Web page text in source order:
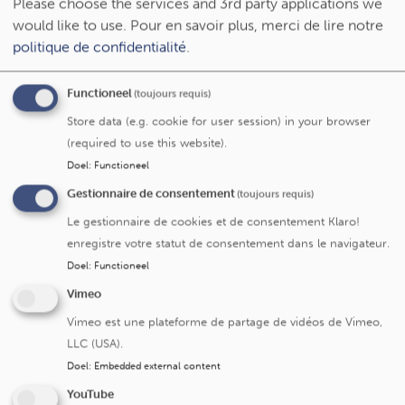
Contact: +32 2 764 15 51 -
admission-
saintluc@uclouvain.be
Quitter l'hôpital sans accord du médecin
Si vous désirez quitter l’hôpital sans l’accord du médecin,
nous vous demanderons de signer un document
déchargeant Saint-Luc de toute responsabilité.
Avant de quitter l’hôpital
Vérifiez si vous n’avez rien oublié dans votre chambre.
Présentez-vous au bureau infirmier de votre unité pour
récupérer vos documents médicaux et vérifier que
toutes les formalités ont été accomplies.
Présentez-vous auService des admissionspour
récupérer vos objets de valeurs (sur présentation de
votre reçu).
Please choose the services and 3rd party applications we
would like to use. Pour en savoir plus, merci de lire notre
politique de confidentialité.
Functioneel(toujours requis)
Store data (e.g. cookie for user session) in your browser
(required to use this website).
Doel: Functioneel
Gestionnaire de consentement(toujours requis)
Le gestionnaire de cookies et de consentement Klaro!
enregistre votre statut de consentement dans le navigateur.
Doel: Functioneel
Vimeo
Vimeo est une plateforme de partage de vidéos de Vimeo,
LLC (USA).
Doel: Embedded external content
YouTube